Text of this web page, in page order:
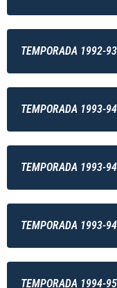
TEMPORADA 1992-93
TEMPORADA 1993-94
TEMPORADA 1993-94
TEMPORADA 1993-94
TEMPORADA 1994-95